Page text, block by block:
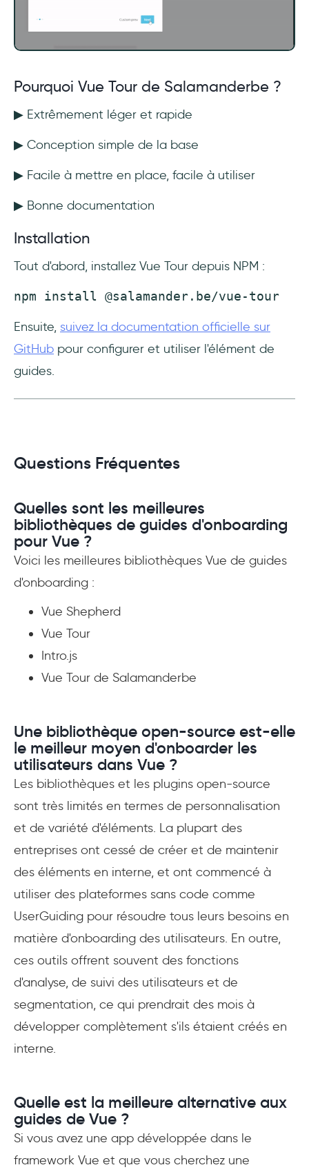
Pourquoi Vue Tour de Salamanderbe ?
▶ Extrêmement léger et rapide
▶ Conception simple de la base
▶ Facile à mettre en place, facile à utiliser
▶ Bonne documentation
Installation
Tout d'abord, installez Vue Tour depuis NPM :
npm install @salamander.be/vue-tour
Ensuite, suivez la documentation officielle sur
GitHub pour configurer et utiliser l'élément de
guides.
Questions Fréquentes
Quelles sont les meilleures
bibliothèques de guides d'onboarding
pour Vue ?
Voici les meilleures bibliothèques Vue de guides
d'onboarding :
Vue Shepherd
Vue Tour
Intro.js
Vue Tour de Salamanderbe
Une bibliothèque open-source est-elle
le meilleur moyen d'onboarder les
utilisateurs dans Vue ?
Les bibliothèques et les plugins open-source
sont très limités en termes de personnalisation
et de variété d'éléments. La plupart des
entreprises ont cessé de créer et de maintenir
des éléments en interne, et ont commencé à
utiliser des plateformes sans code comme
UserGuiding pour résoudre tous leurs besoins en
matière d'onboarding des utilisateurs. En outre,
ces outils offrent souvent des fonctions
d'analyse, de suivi des utilisateurs et de
segmentation, ce qui prendrait des mois à
développer complètement s'ils étaient créés en
interne.
Quelle est la meilleure alternative aux
guides de Vue ?
Si vous avez une app développée dans le
framework Vue et que vous cherchez une